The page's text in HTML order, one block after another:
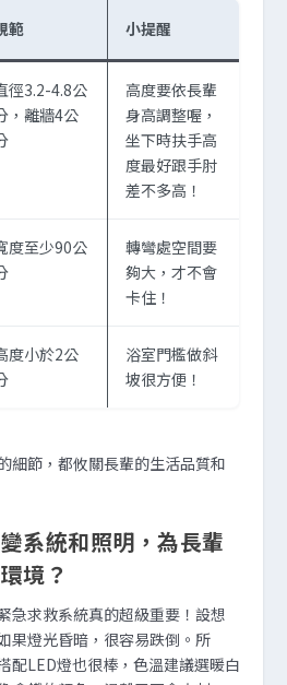
範 小提醒
徑3.2-4.8公
，離牆4公
高度要依長輩
身高調整喔，
坐下時扶手高
度最好跟手肘
差不多高！
度至少90公
轉彎處空間要
夠大，才不會
卡住！
度小於2公
浴室門檻做斜
坡很方便！
細節，都攸關長輩的生活品質和
系統和照明，為長輩
境？
急求救系統真的超級重要！設想
果燈光昏暗，很容易跌倒。所
配LED燈也很棒，色溫建議選暖白